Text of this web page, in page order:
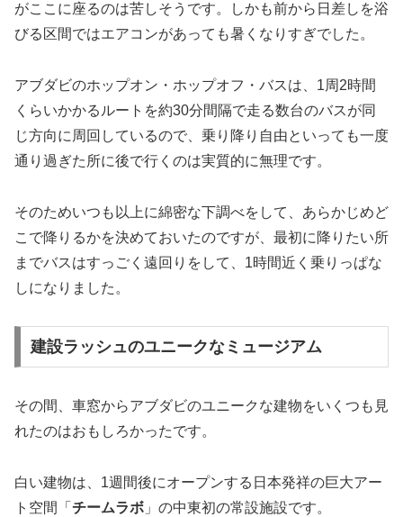
がここに座るのは苦しそうです。しかも前から日差しを浴
びる区間ではエアコンがあっても暑くなりすぎでした。
アブダビのホップオン・ホップオフ・バスは、1周2時間
くらいかかるルートを約30分間隔で走る数台のバスが同
じ方向に周回しているので、乗り降り自由といっても一度
通り過ぎた所に後で行くのは実質的に無理です。
そのためいつも以上に綿密な下調べをして、あらかじめど
こで降りるかを決めておいたのですが、最初に降りたい所
までバスはすっごく遠回りをして、1時間近く乗りっぱな
しになりました。
建設ラッシュのユニークなミュージアム
その間、車窓からアブダビのユニークな建物をいくつも見
れたのはおもしろかったです。
白い建物は、1週間後にオープンする日本発祥の巨大アー
ト空間「 チームラボ 」の中東初の常設施設です。